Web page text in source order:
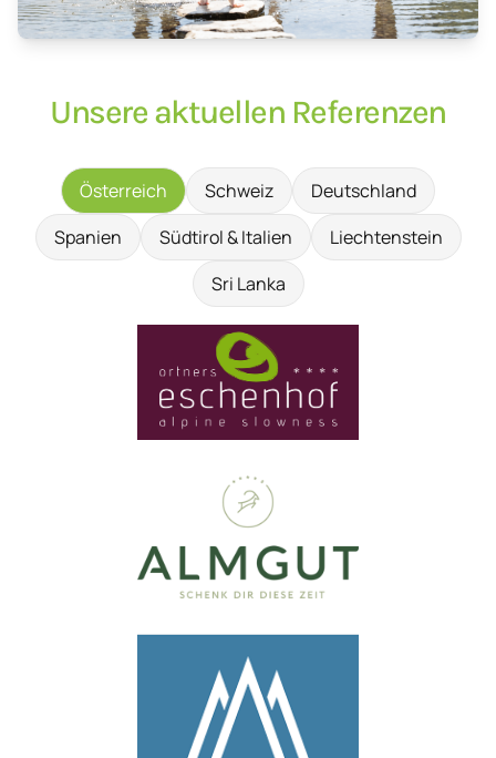
Unsere aktuellen Referenzen
Österreich Schweiz
Deutschland
Spanien
Südtirol & Italien
Liechtenstein
Sri Lanka